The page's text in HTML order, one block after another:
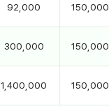
92,000 150,000
300,000 150,000
1,400,000 150,000